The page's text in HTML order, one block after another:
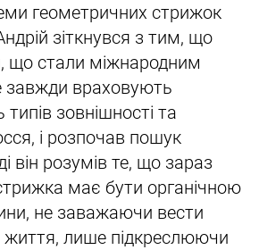
геометричних стрижок
зіткнувся з тим, що
що стали міжнародним
завжди враховують
типів зовнішності та
і розпочав пошук
він розумів те, що зараз
має бути органічною
не заважаючи вести
життя, лише підкреслюючи